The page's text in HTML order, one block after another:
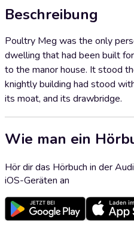
Beschreibung
Poultry Meg was the only
dwelling that had been built
to the manor house. It stood
knightly building had stood
its moat, and its drawbridge.
Wie man ein
Hör dir das Hörbuch in der
iOS-Geräten an